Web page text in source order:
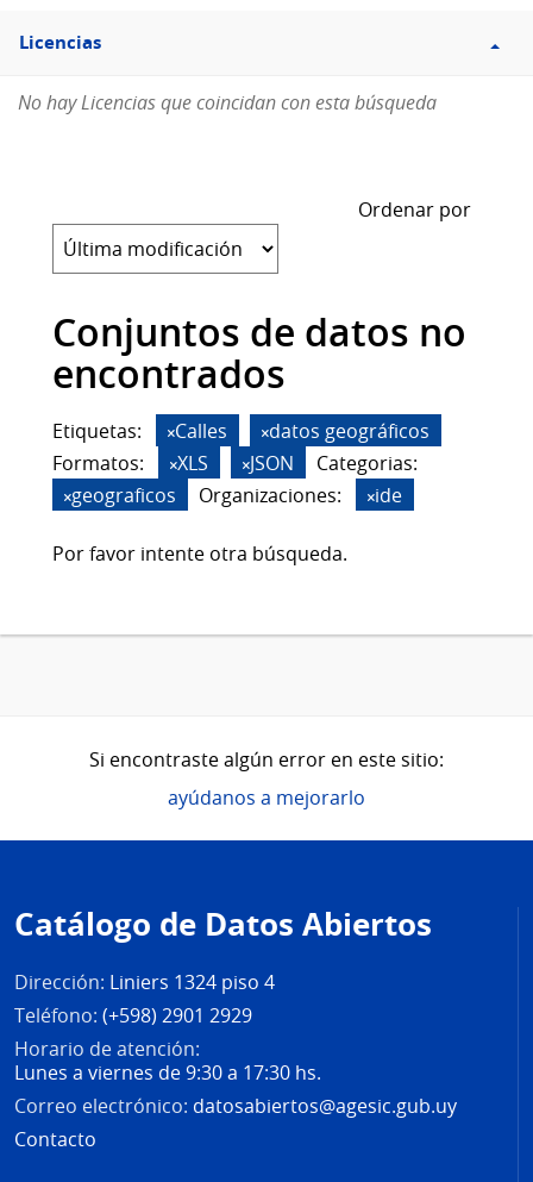
Filtro
Licencias
Licencias
No hay Licencias que coincidan con esta búsqueda
Ordenar por
Conjuntos de datos no
encontrados
Etiquetas: Calles
datos geográficos
Formatos:
XLS JSON
Categorias:
geograficos
Organizaciones: ide
Por favor intente otra búsqueda.
Si encontraste algún error en este sitio:
ayúdanos a mejorarlo
de
página
Catálogo de Datos Abiertos
Dirección: Liniers 1324 piso 4
Teléfono: (+598) 2901 2929
Horario de atención:
Lunes a viernes de 9:30 a 17:30 hs.
Correo electrónico: datosabiertos@agesic.gub.uy
Contacto